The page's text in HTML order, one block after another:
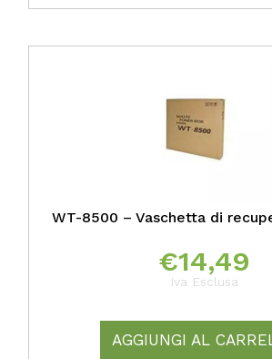
WT-8500 – Vaschetta di
€14,49
Iva Esclusa
AGGIUNGI AL